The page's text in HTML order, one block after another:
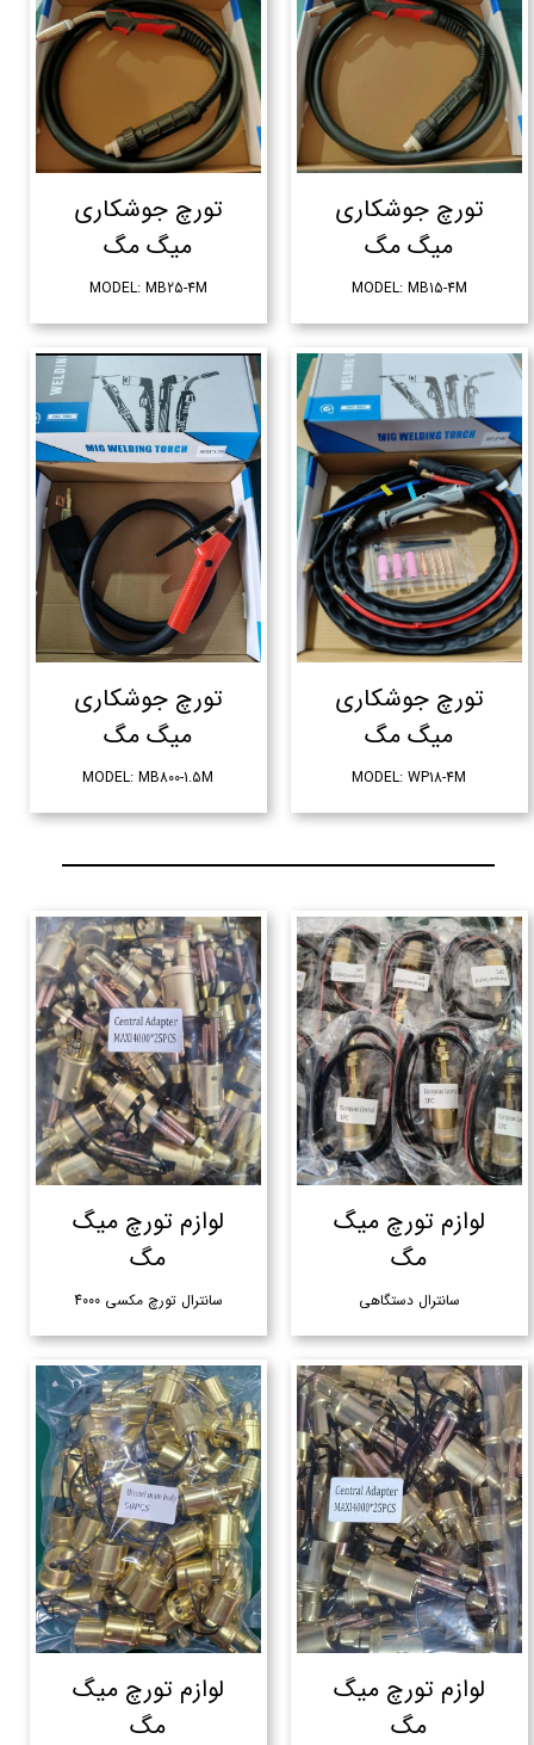
تورچ جوشکاری
میگ مگ
MODEL: MB15-4M
تورچ جوشکاری
میگ مگ
MODEL: MB25-4M
تورچ جوشکاری
میگ مگ
MODEL: WP18-4M
تورچ جوشکاری
میگ مگ
MODEL: MB800-1.5M
لوازم تورچ میگ
مگ
سانترال دستگاهی
لوازم تورچ میگ
مگ
سانترال تورچ مکسی 4000
لوازم تورچ میگ
مگ
لوازم تورچ میگ
مگ